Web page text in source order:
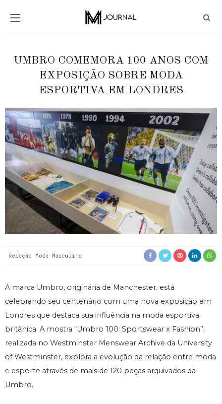
UMBRO COMEMORA 100 ANOS COM
EXPOSIÇÃO SOBRE MODA
ESPORTIVA EM LONDRES
Redação Moda Masculina
A marca Umbro, originária de Manchester, está
celebrando seu centenário com uma nova exposição em
Londres que destaca sua influência na moda esportiva
britânica. A mostra “Umbro 100: Sportswear x Fashion”,
realizada no Westminster Menswear Archive da University
of Westminster, explora a evolução da relação entre moda
e esporte através de mais de 120 peças arquivados da
Umbro.